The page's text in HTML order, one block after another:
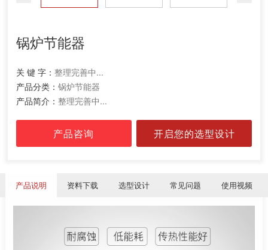
锅炉节能器
关 键 字： 整理完善中...
产品分类： 锅炉节能器
产品简介： 整理完善中...
产品咨询 开启您的选型设计
产品说明 资料下载 选型设计 常见问题 使用视频